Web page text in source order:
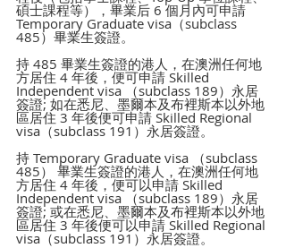
碩士課程等），畢業后 6 個月內可申請
Temporary Graduate visa（subclass
485）畢業生簽證。
持 485 畢業生簽證的港人，在澳洲任何地
方居住 4 年後，便可申請 Skilled
Independent visa （subclass 189）永居
簽證; 如在悉尼、墨爾本及布裡斯本以外地
區居住 3 年後便可申請 Skilled Regional
visa（subclass 191）永居簽證。
持 Temporary Graduate visa （subclass
485） 畢業生簽證的港人，在澳洲任何地
方居住 4 年後，便可以申請 Skilled
Independent visa （subclass 189）永居
簽證; 或在悉尼、墨爾本及布裡斯本以外地
區居住 3 年後便可以申請 Skilled Regional
visa（subclass 191）永居簽證。